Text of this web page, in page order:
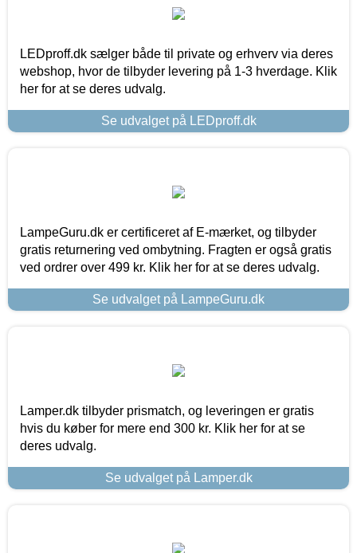
LEDproff.dk sælger både til private og erhverv via deres
webshop, hvor de tilbyder levering på 1-3 hverdage. Klik
her for at se deres udvalg.
Se udvalget på LEDproff.dk
LampeGuru.dk er certificeret af E-mærket, og tilbyder
gratis returnering ved ombytning. Fragten er også gratis
ved ordrer over 499 kr. Klik her for at se deres udvalg.
Se udvalget på LampeGuru.dk
Lamper.dk tilbyder prismatch, og leveringen er gratis
hvis du køber for mere end 300 kr. Klik her for at se
deres udvalg.
Se udvalget på Lamper.dk